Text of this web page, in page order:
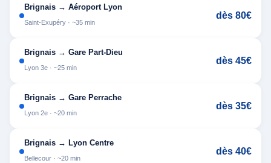
Brignais → Aéroport Lyon
Saint-Exupéry · ~35 min
dès 80€
Brignais → Gare Part-Dieu
Lyon 3e · ~25 min
dès 45€
Brignais → Gare Perrache
Lyon 2e · ~20 min
dès 35€
Brignais → Lyon Centre
Bellecour · ~20 min
dès 40€